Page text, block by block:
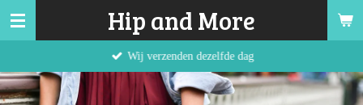
Ga
de
hoofdinhoud
Hip and More
Wij verzenden dezelfde dag